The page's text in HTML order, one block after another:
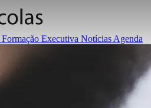
Formação Executiva Notícias Agenda